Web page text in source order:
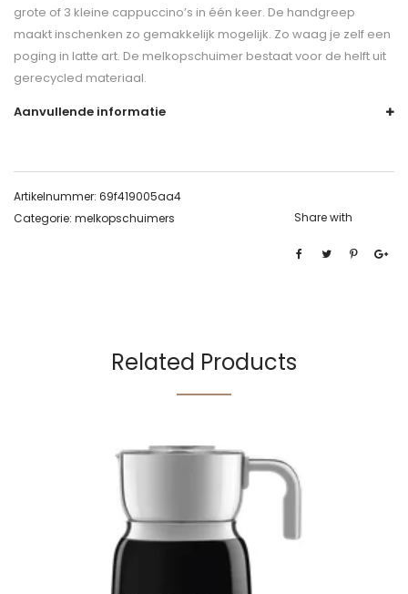
grote of 3 kleine cappuccino’s in één keer. De handgreep
maakt inschenken zo gemakkelijk mogelijk. Zo waag je zelf een
poging in latte art. De melkopschuimer bestaat voor de helft uit
gerecycled materiaal.
Aanvullende informatie
Artikelnummer: 69f419005aa4
Categorie: melkopschuimers Share with
Related Products